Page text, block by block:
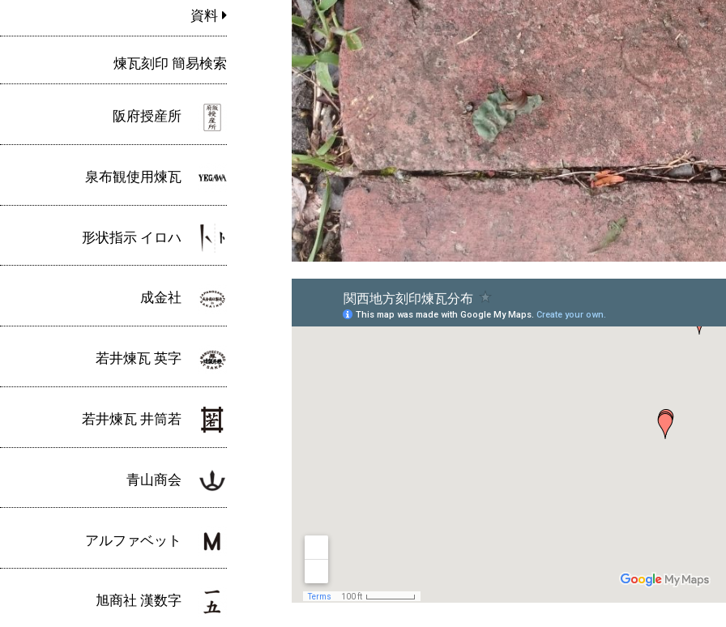
資料
煉瓦刻印 簡易検索
阪府授産所
泉布観使用煉瓦
形状指示 イロハ
成金社
若井煉瓦 英字
若井煉瓦 井筒若
青山商会
アルファベット
旭商社 漢数字